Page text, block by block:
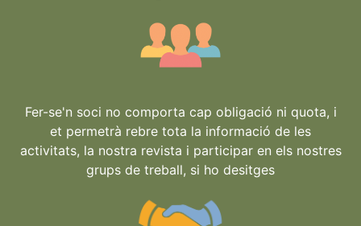
Fer-se'n soci no comporta cap obligació ni quota, i
et permetrà rebre tota la informació de les
activitats, la nostra revista i participar en els nostres
grups de treball, si ho desitges